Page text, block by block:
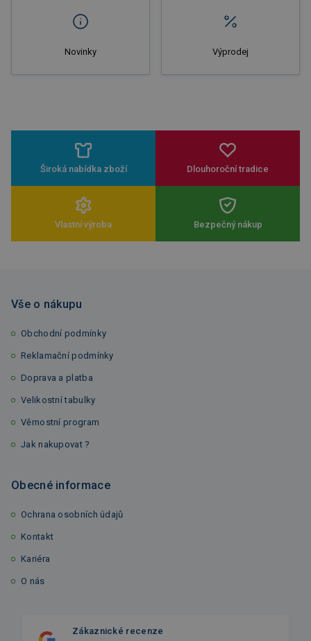
Novinky Výprodej
Široká nabídka zboží Dlouhoroční tradice
Vlastní výroba Bezpečný nákup
Vše o nákupu
Obchodní podmínky
Reklamační podmínky
Doprava a platba
Velikostní tabulky
Věrnostní program
Jak nakupovat ?
Obecné informace
Ochrana osobních údajů
Kontakt
Kariéra
O nás
Zákaznické recenze